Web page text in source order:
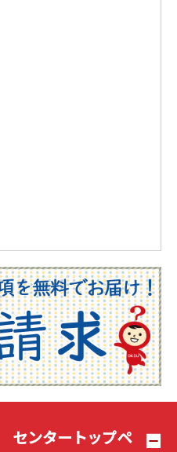
ンタートップペ